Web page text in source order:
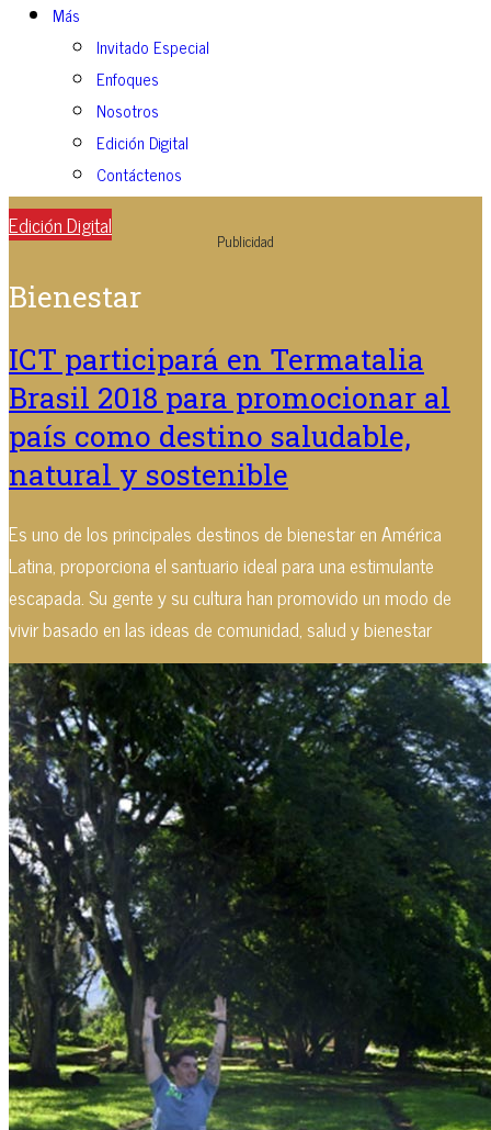
Más
Invitado Especial
Enfoques
Nosotros
Edición Digital
Contáctenos
Edición Digital
Publicidad
Bienestar
ICT participará en Termatalia
Brasil 2018 para promocionar al
país como destino saludable,
natural y sostenible
Es uno de los principales destinos de bienestar en América
Latina, proporciona el santuario ideal para una estimulante
escapada. Su gente y su cultura han promovido un modo de
vivir basado en las ideas de comunidad, salud y bienestar